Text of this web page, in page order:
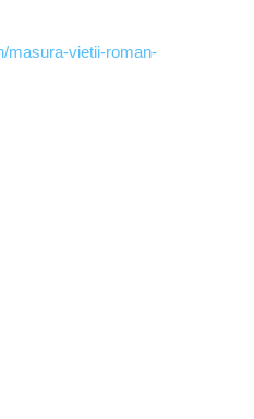
masura-vietii-roman-